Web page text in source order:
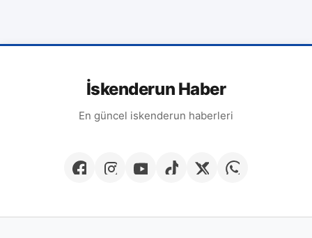
İskenderun Haber
En güncel iskenderun haberleri